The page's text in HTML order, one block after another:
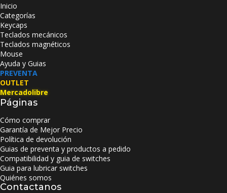
Inicio
Categorías
Keycaps
Teclados mecánicos
Teclados magnéticos
Mouse
Ayuda y Guias
PREVENTA
OUTLET
Mercadolibre
Páginas
Cómo comprar
Garantía de Mejor Precio
Política de devolución
Guias de preventa y productos a pedido
Compatibilidad y guia de switches
Guia para lubricar switches
Quiénes somos
Contactanos